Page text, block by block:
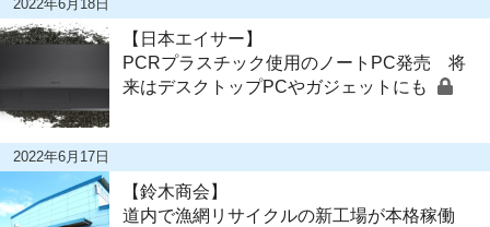
2022年6月18日
【日本エイサー】
PCRプラスチック使用のノートPC発売 将
来はデスクトップPCやガジェットにも
2022年6月17日
【鈴木商会】
道内で漁網リサイクルの新工場が本格稼働